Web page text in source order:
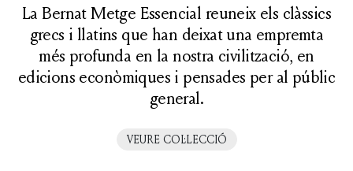
La Bernat Metge Essencial reuneix els clàssics
grecs i llatins que han deixat una empremta
més profunda en la nostra civilització, en
edicions econòmiques i pensades per al públic
general.
VEURE COL·LECCIÓ